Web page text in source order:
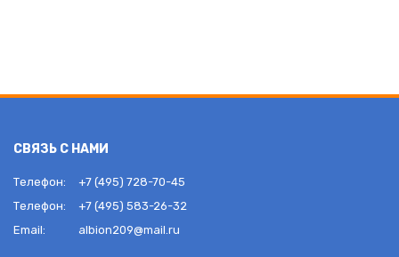
СВЯЗЬ С НАМИ
Телефон:
+7 (495) 728-70-45
Телефон:
+7 (495) 583-26-32
Email:
albion209@mail.ru